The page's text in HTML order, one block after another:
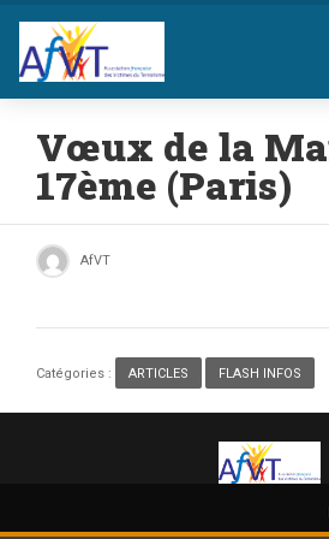
Vœux de la
17ème (Paris)
AfVT
Catégories : ARTICLES FLASH INFOS